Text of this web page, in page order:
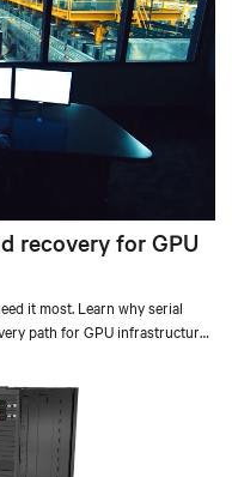
recovery for GPU
it most. Learn why serial
path for GPU infrastructure